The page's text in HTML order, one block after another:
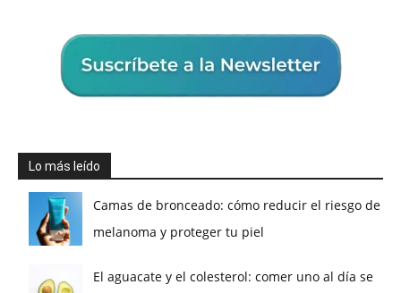
Lo más leído
Camas de bronceado: cómo reducir el riesgo de
melanoma y proteger tu piel
El aguacate y el colesterol: comer uno al día se